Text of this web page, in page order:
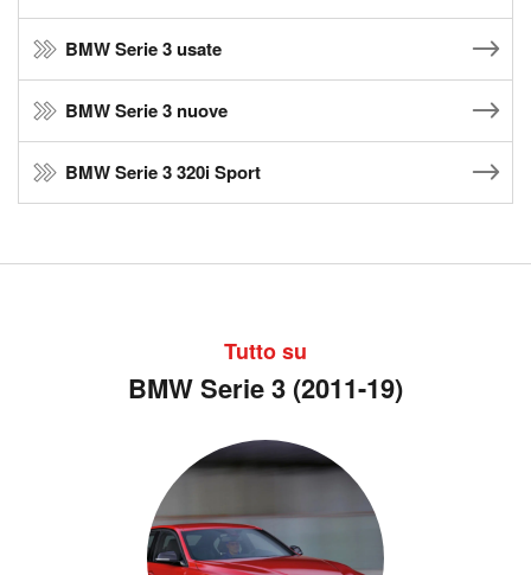
BMW Serie 3 usate
BMW Serie 3 nuove
BMW Serie 3 320i Sport
Tutto su
BMW Serie 3 (2011-19)